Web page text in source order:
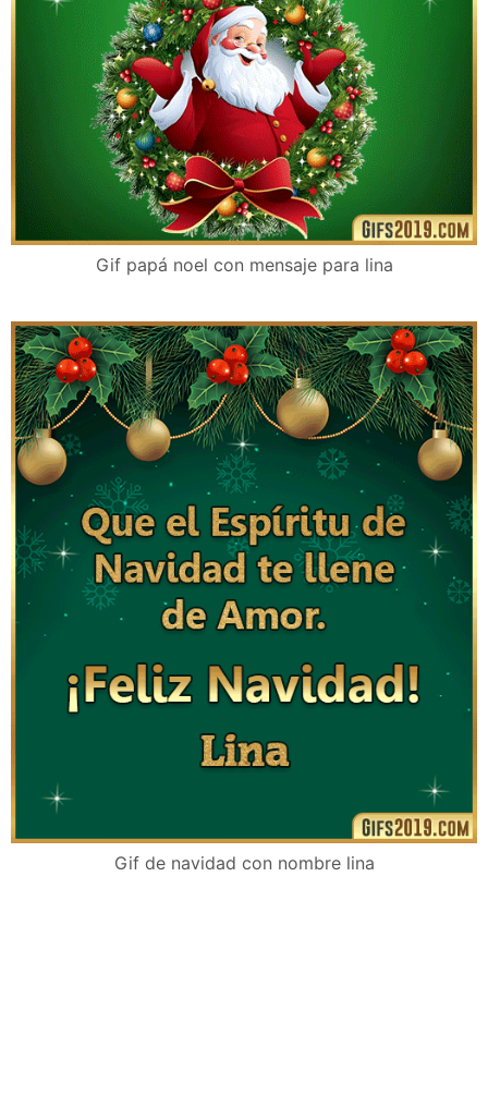
Gif papá noel con mensaje para lina
Gif de navidad con nombre lina